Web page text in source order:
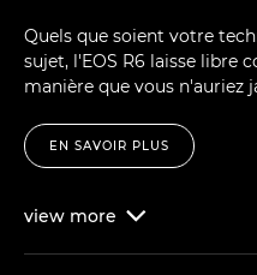
Quels que soient votre
sujet, l'EOS R6 laisse libre
manière que vous n'auriez
EN SAVOIR PLUS
view more 